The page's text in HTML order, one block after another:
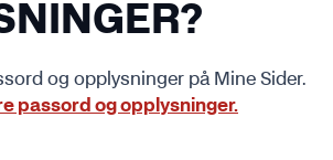
og opplysninger på Mine Sider.
passord og opplysninger.